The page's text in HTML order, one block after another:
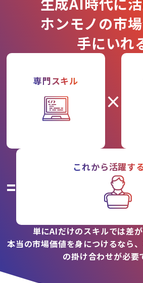
ホンモノの市
手にいれ
専門スキル
×
=
これから活躍す
単にAIだけのスキルでは差が
本当の市場価値を身につけるなら
の掛け合わせが必要